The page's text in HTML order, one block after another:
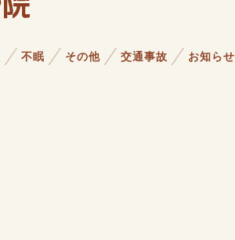
不眠 その他 交通事故 お知らせ